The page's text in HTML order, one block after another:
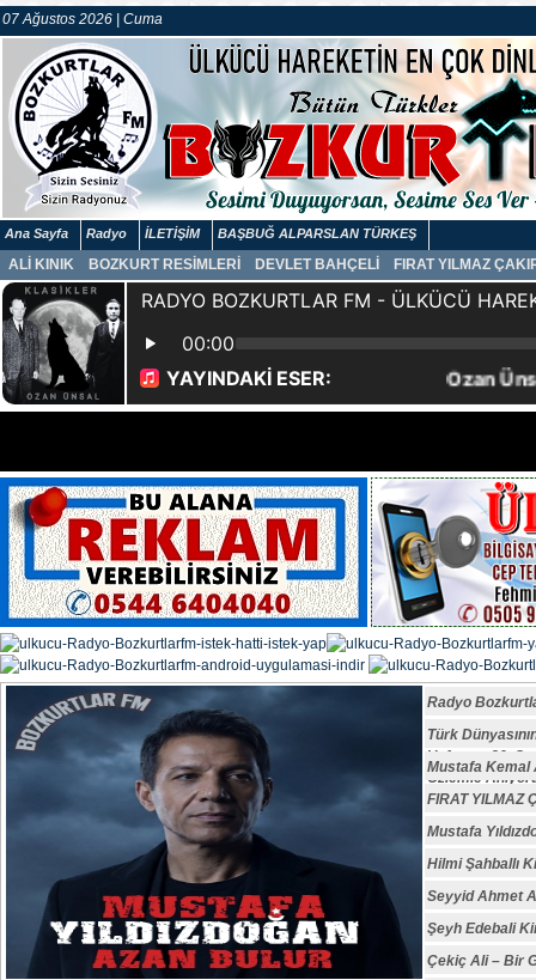
07 Ağustos 2026 | Cuma
Ana Sayfa Radyo İLETİŞİM BAŞBUĞ ALPARSLAN TÜRKEŞ
ALİ KINIK BOZKURT RESİMLERİ DEVLET BAHÇELİ FIRAT YILMAZ
Radyo
Türk
Vefatının 29.
Özlemle
Mustafa Kemal
FIRAT YILMAZ
Mustafa
Hilmi Şahballı
Seyyid Ahmet
Şeyh Edebali
Çekiç Ali – Bir